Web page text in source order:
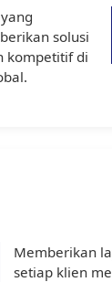
solusi
kompetitif di
Memberikan
setiap klien